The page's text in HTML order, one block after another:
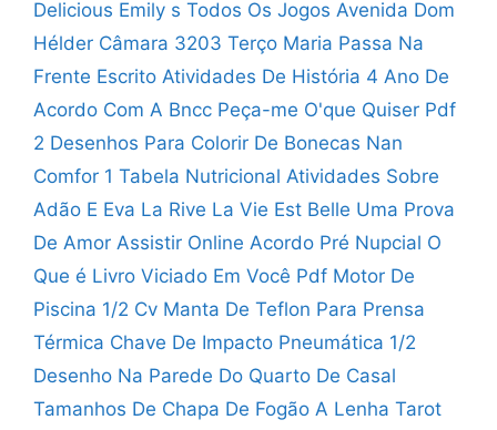
Delicious Emily s Todos Os Jogos Avenida Dom
Hélder Câmara 3203 Terço Maria Passa Na
Frente Escrito Atividades De História 4 Ano De
Acordo Com A Bncc Peça-me O'que Quiser Pdf
2 Desenhos Para Colorir De Bonecas Nan
Comfor 1 Tabela Nutricional Atividades Sobre
Adão E Eva La Rive La Vie Est Belle Uma Prova
De Amor Assistir Online Acordo Pré Nupcial O
Que é Livro Viciado Em Você Pdf Motor De
Piscina 1/2 Cv Manta De Teflon Para Prensa
Térmica Chave De Impacto Pneumática 1/2
Desenho Na Parede Do Quarto De Casal
Tamanhos De Chapa De Fogão A Lenha Tarot